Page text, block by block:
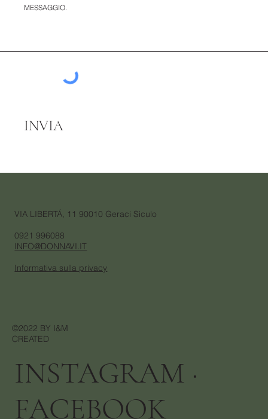
MESSAGGIO.
INVIA
VIA LIBERTÁ, 11 90010 Geraci Siculo
0921 996088
INFO@DONNAVI.IT
Informativa sulla privacy
©2022 BY I&M
CREATED
INSTAGRAM ·
FACEBOOK